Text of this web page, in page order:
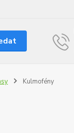
Kulmofény